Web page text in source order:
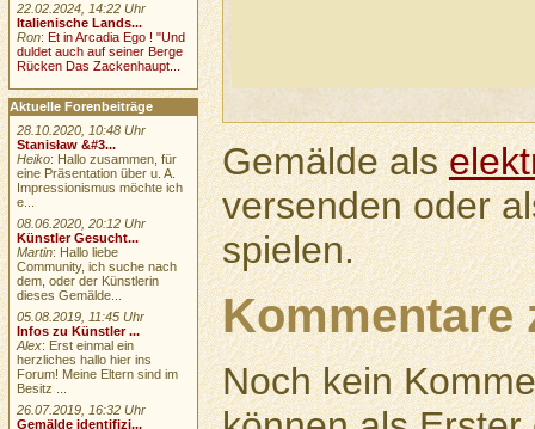
Gemälde als
versenden oder
spielen.
Kommentare
Noch kein
22.02.2024, 14:22 Uhr
Italienische Lands...
Ron:Et in Arcadia Ego ! "Und
duldet auch auf seiner Berge
Rücken Das Zackenhaupt...
Aktuelle Forenbeiträge
28.10.2020, 10:48 Uhr
Stanisław &#3...
Heiko: Hallo zusammen, für
eine Präsentation über u. A.
Impressionismus möchte ich
e...
08.06.2020, 20:12 Uhr
Künstler Gesucht...
Martin: Hallo liebe
Community, ich suche nach
dem, oder der Künstlerin
dieses Gemälde...
05.08.2019, 11:45 Uhr
Infos zu Künstler ...
Alex: Erst einmal ein
herzliches hallo hier ins
Forum! Meine Eltern sind im
Besitz ...
26.07.2019, 16:32 Uhr
Gemälde identifizi...